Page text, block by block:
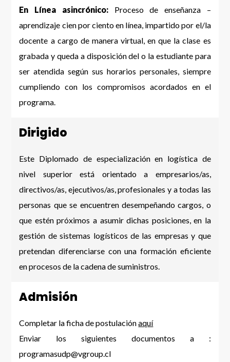
En Línea asincrónico: Proceso de enseñanza –
aprendizaje cien por ciento en línea, impartido por el/la
docente a cargo de manera virtual, en que la clase es
grabada y queda a disposición del o la estudiante para
ser atendida según sus horarios personales, siempre
cumpliendo con los compromisos acordados en el
programa.
Dirigido
Este Diplomado de especialización en logística de
nivel superior está orientado a empresarios/as,
directivos/as, ejecutivos/as, profesionales y a todas las
personas que se encuentren desempeñando cargos, o
que estén próximos a asumir dichas posiciones, en la
gestión de sistemas logísticos de las empresas y que
pretendan diferenciarse con una formación eficiente
en procesos de la cadena de suministros.
Admisión
Completar la ficha de postulaciónaquí
Enviar los siguientes documentos a :
programasudp@vgroup.cl